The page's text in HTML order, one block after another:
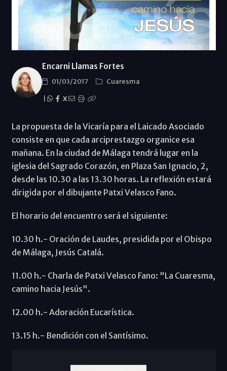
Encarni Llamas Fortes
01/03/2017
Cuaresma
X
La propuesta de la Vicaría para el Laicado Asociado
consiste en que cada arciprestazgo organice esa
mañana. En la ciudad de Málaga tendrá lugar en la
iglesia del Sagrado Corazón, en Plaza San Ignacio, 2,
desde las 10.30 a las 13.30 horas. La reflexión estará
dirigida por el dibujante Patxi Velasco Fano.
El horario del encuentro será el siguiente:
10.30 h.- Oración de Laudes, presidida por el Obispo
de Málaga, Jesús Catalá.
11.00 h.- Charla de Patxi Velasco Fano: "La Cuaresma,
camino hacia Jesús".
12.00 h.- Adoración Eucarística.
13.15 h.- Bendición con el Santísimo.